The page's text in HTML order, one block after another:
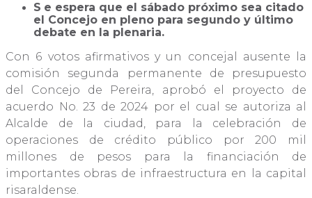
S e espera que el sábado próximo sea citado
el Concejo en pleno para segundo y último
debate en la plenaria.
Con 6 votos afirmativos y un concejal ausente la
comisión segunda permanente de presupuesto
del Concejo de Pereira, aprobó el proyecto de
acuerdo No. 23 de 2024 por el cual se autoriza al
Alcalde de la ciudad, para la celebración de
operaciones de crédito público por 200 mil
millones de pesos para la financiación de
importantes obras de infraestructura en la capital
risaraldense.